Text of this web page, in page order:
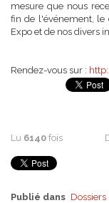
mesure que nous
fin de l'événement, le
Expo et de nos divers
Rendez-vous sur :
Lu 6140 fois
Publié dans Dossiers